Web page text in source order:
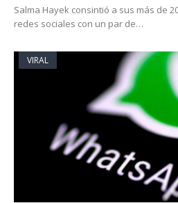
Salma Hayek consintió a sus más de
redes sociales con un par de…
VIRAL